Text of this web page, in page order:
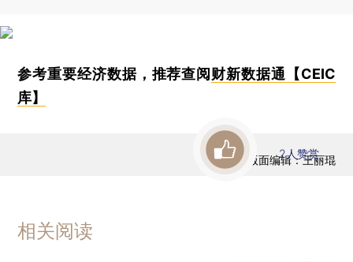
参考重要经济数据，推荐查阅财新数据通【CEIC
库】
版面编辑：王丽琨
2人赞赏
相关阅读